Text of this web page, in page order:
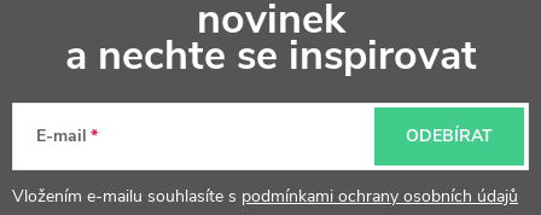
a
novinek
a nechte se inspirovat
E-mail
Vložením e-mailu souhlasíte s podmínkami ochrany osobních údajů
ODEBÍRAT